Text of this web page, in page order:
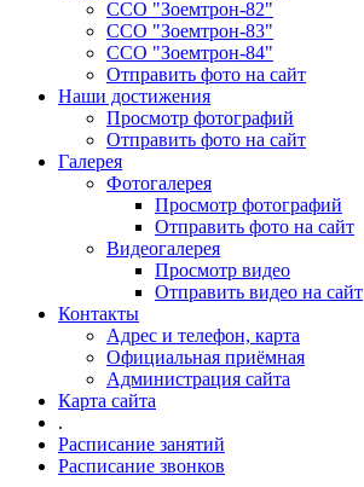
ССО "Зоемтрон-82"
ССО "Зоемтрон-83"
ССО "Зоемтрон-84"
Отправить фото на сайт
Наши достижения
Просмотр фотографий
Отправить фото на сайт
Галерея
Фотогалерея
Просмотр фотографий
Отправить фото на сайт
Видеогалерея
Просмотр видео
Отправить видео на сайт
Контакты
Адрес и телефон, карта
Официальная приёмная
Администрация сайта
Карта сайта
.
Расписание занятий
Расписание звонков